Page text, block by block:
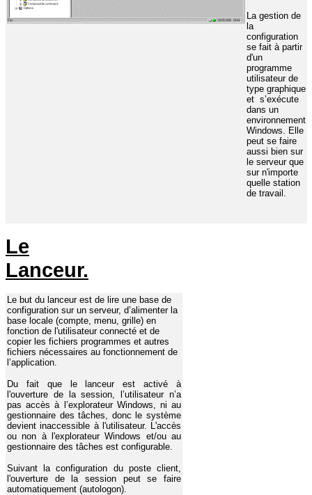
La gestion de
la
configuration
se fait à partir
d'un
programme
utilisateur de
type graphique
et s’exécute
dans un
environnement
Windows. Elle
peut se faire
aussi bien sur
le serveur que
sur n'importe
quelle station
de travail.
Le
Lanceur.
Le but du lanceur est de lire une base de
configuration sur un serveur, d’alimenter la
base locale (compte, menu, grille) en
fonction de l'utilisateur connecté et de
copier les fichiers programmes et autres
fichiers nécessaires au fonctionnement de
l’application.
Du fait que le lanceur est activé à
l'ouverture de la session, l’utilisateur n’a
pas accès à l’explorateur Windows, ni au
gestionnaire des tâches, donc le système
devient inaccessible à l'utilisateur. L'accès
ou non à l'explorateur Windows et/ou au
gestionnaire des tâches est configurable.
Suivant la configuration du poste client,
l'ouverture de la session peut se faire
automatiquement (autologon).